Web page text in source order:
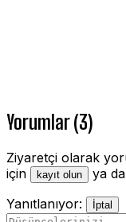
Yorumlar (3)
Ziyaretçi olarak
için
kayıt olun ya da
Yanıtlanıyor:
İptal